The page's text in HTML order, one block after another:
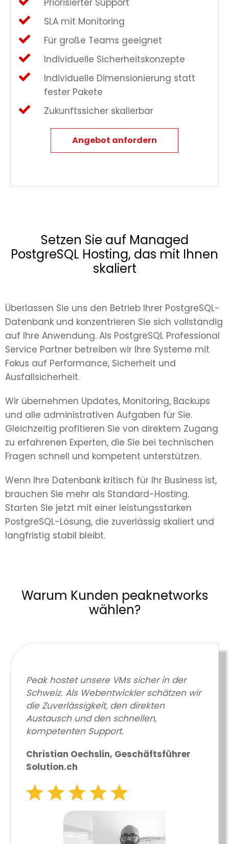
SLA mit Monitoring
Für große Teams geeignet
Individuelle Sicherheitskonzepte
Individuelle Dimensionierung statt
fester Pakete
Zukunftssicher skalierbar
Angebot anfordern
Setzen Sie auf Managed
PostgreSQL Hosting, das mit Ihnen
skaliert
Überlassen Sie uns den Betrieb Ihrer PostgreSQL-
Datenbank und konzentrieren Sie sich vollständig
auf Ihre Anwendung. Als PostgreSQL Professional
Service Partner betreiben wir Ihre Systeme mit
Fokus auf Performance, Sicherheit und
Ausfallsicherheit.
Wir übernehmen Updates, Monitoring, Backups
und alle administrativen Aufgaben für Sie.
Gleichzeitig profitieren Sie von direktem Zugang
zu erfahrenen Experten, die Sie bei technischen
Fragen schnell und kompetent unterstützen.
Wenn Ihre Datenbank kritisch für Ihr Business ist,
brauchen Sie mehr als Standard-Hosting.
Starten Sie jetzt mit einer leistungsstarken
PostgreSQL-Lösung, die zuverlässig skaliert und
langfristig stabil bleibt.
Warum Kunden peaknetworks
wählen?
Peak hostet unsere VMs sicher in der
Schweiz. Als Webentwickler schätzen wir
die Zuverlässigkeit, den direkten
Austausch und den schnellen,
kompetenten Support.
Christian Oechslin, Geschäftsführer
Solution.ch